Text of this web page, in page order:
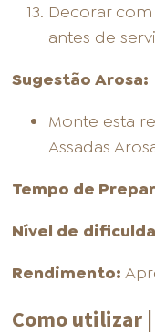
Decorar
antes de
Sugestão Arosa:
Monte esta
Assadas
Tempo de
Nível de
Rendimento:
Como utilizar |